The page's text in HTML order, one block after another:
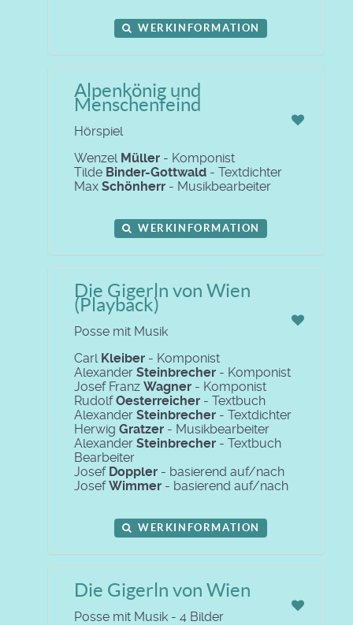
WERKINFORMATION
Alpenkönig und
Menschenfeind
Hörspiel
Wenzel Müller - Komponist
Tilde Binder-Gottwald - Textdichter
Max Schönherr - Musikbearbeiter
WERKINFORMATION
Die Gigerln von Wien
(Playback)
Posse mit Musik
Carl Kleiber - Komponist
Alexander Steinbrecher - Komponist
Josef Franz Wagner - Komponist
RudolfOesterreicher - Textbuch
Alexander Steinbrecher - Textdichter
Herwig Gratzer - Musikbearbeiter
Alexander Steinbrecher - Textbuch
Bearbeiter
Josef Doppler - basierend auf/nach
JosefWimmer - basierend auf/nach
WERKINFORMATION
Die Gigerln von Wien
Posse mit Musik - 4 Bilder